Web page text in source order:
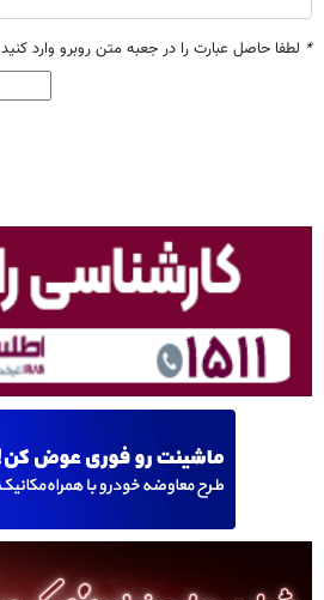
* لطفا حاصل عبارت را در جعبه متن روبرو وارد کنید